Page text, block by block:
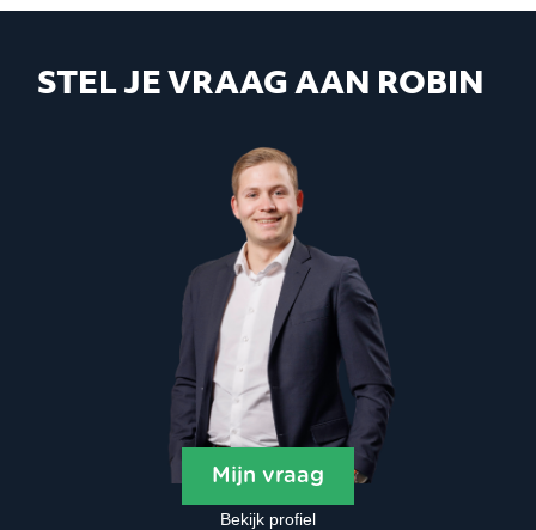
STEL JE VRAAG AAN ROBIN
Mijn vraag
Bekijk profiel